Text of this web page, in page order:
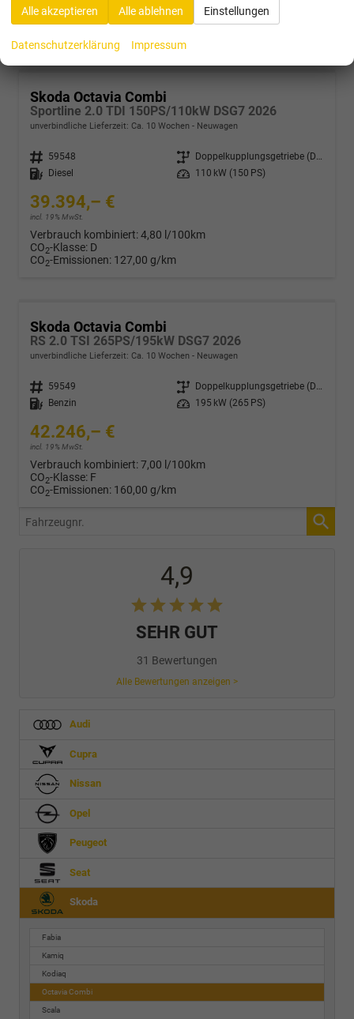
Verbrauch kombiniert:
5,30 l/100km
CO -Klasse:D
Skoda Octavia Combi
Sportline 2.0 TDI 150PS/110kW DSG7 2026
unverbindliche Lieferzeit: Ca. 10 Wochen Neuwagen
Fahrzeugnr. 59548 Getriebe
Doppelkupplungsgetriebe (DSG)
Kraftstoff
Diesel Leistung 110 kW (150 PS)
39.394,– €
incl. 19% MwSt.
Verbrauch kombiniert:4,80 l/100km
CO2-Klasse: D
CO2-Emissionen: 127,00 g/km
Skoda Octavia Combi
RS 2.0 TSI 265PS/195kW DSG7 2026
unverbindliche Lieferzeit: Ca. 10 Wochen Neuwagen
Fahrzeugnr. 59549 Getriebe
Doppelkupplungsgetriebe (DSG)
Kraftstoff
Benzin Leistung 195 kW (265 PS)
42.246,– €
incl. 19% MwSt.
Verbrauch kombiniert:7,00 l/100km
CO2-Klasse: F
CO2-Emissionen: 160,00 g/km
Fahrzeugnr.
4,9
SEHR GUT
31 Bewertungen
Alle Bewertungen anzeigen >
Audi
Cupra
Nissan
Opel
Peugeot
Seat
Skoda
Fabia
Kamiq
Kodiaq
Octavia Combi
Scala
Alle akzeptieren Alle ablehnen Einstellungen
Datenschutzerklärung Impressum